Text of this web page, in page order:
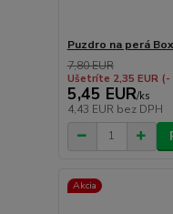
Puzdro na perá
7,80 EUR
Ušetríte 2,35 EUR (-
5,45 EUR/ks
4,43 EUR bez DPH
Akcia